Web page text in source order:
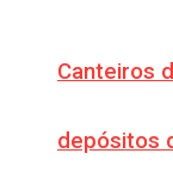
Canteiros
depósitos